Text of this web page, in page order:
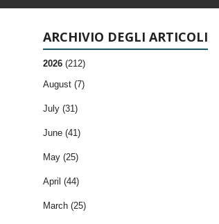
ARCHIVIO DEGLI ARTICOLI
2026 (212)
August (7)
July (31)
June (41)
May (25)
April (44)
March (25)